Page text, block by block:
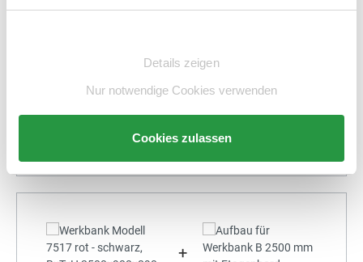
Details zeigen
Nur notwendige Cookies verwenden
Cookies zulassen
2.684,89 € %
In den Warenkorb
+